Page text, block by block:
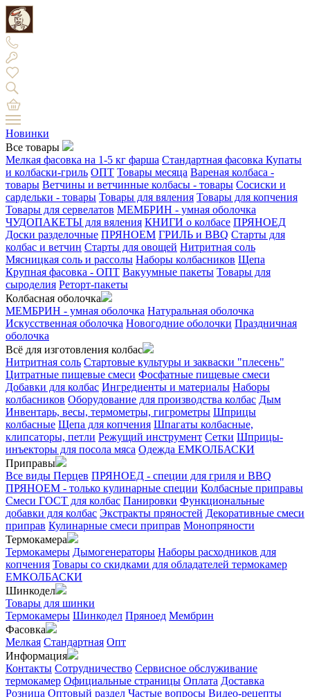
Новинки
Все товары
Мелкая фасовка на 1-5 кг фарша Стандартная фасовка Купаты
и колбаски-гриль ОПТ Товары месяца Вареная колбаса -
товары Ветчины и ветчинные колбасы - товары Сосиски и
сардельки - товары Товары для вяления Товары для копчения
Товары для сервелатов МЕМБРИН - умная оболочка
ЧУДОПАКЕТЫ для вяления КНИГИ о колбасе ПРЯНОЕД
Доски разделочные ПРЯНОЕМ ГРИЛЬ и BBQ Старты для
колбас и ветчин Старты для овощей Нитритная соль
Мясницкая соль и рассолы Наборы колбасников Щепа
Крупная фасовка - ОПТ Вакуумные пакеты Товары для
сыроделия Реторт-пакеты
Колбасная оболочка
МЕМБРИН - умная оболочка Натуральная оболочка
Искусственная оболочка Новогодние оболочки Праздничная
оболочка
Всё для изготовления колбас
Нитритная соль Стартовые культуры и закваски "плесень"
Цитратные пищевые смеси Фосфатные пищевые смеси
Добавки для колбас Ингредиенты и материалы Наборы
колбасников Оборудование для производства колбас Дым
Инвентарь, весы, термометры, гигрометры Шприцы
колбасные Щепа для копчения Шпагаты колбасные,
клипсаторы, петли Режущий инструмент Сетки Шприцы-
инъекторы для посола мяса Одежда ЕМКОЛБАСКИ
Приправы
Все виды Перцев ПРЯНОЕД - специи для гриля и BBQ
ПРЯНОЕМ - только кулинарные специи Колбасные приправы
Смеси ГОСТ для колбас Панировки Функциональные
добавки для колбас Экстракты пряностей Декоративные смеси
приправ Кулинарные смеси приправ Монопряности
Термокамера
Термокамеры Дымогенераторы Наборы расходников для
копчения Товары со скидками для обладателей термокамер
ЕМКОЛБАСКИ
Шинкодел
Товары для шинки
Термокамеры Шинкодел Пряноед Мембрин
Фасовка
Мелкая Стандартная Опт
Информация
Контакты Сотрудничество Сервисное обслуживание
термокамер Официальные страницы Оплата Доставка
Розница Оптовый раздел Частые вопросы Видео-рецепты